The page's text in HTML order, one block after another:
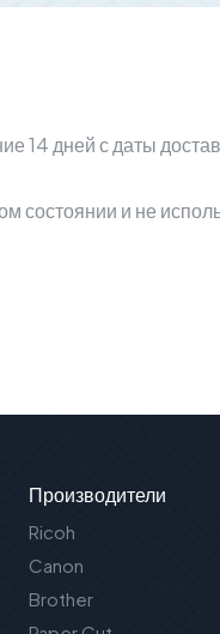
14 дней с даты
состоянии и не
Производители
Ricoh
Canon
Brother